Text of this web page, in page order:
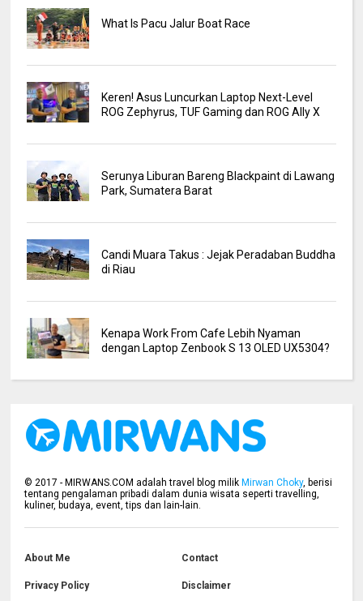
What Is Pacu Jalur Boat Race
Keren! Asus Luncurkan Laptop Next-Level
ROG Zephyrus, TUF Gaming dan ROG Ally X
Serunya Liburan Bareng Blackpaint di Lawang
Park, Sumatera Barat
Candi Muara Takus : Jejak Peradaban Buddha
di Riau
Kenapa Work From Cafe Lebih Nyaman
dengan Laptop Zenbook S 13 OLED UX5304?
©2017 - MIRWANS.COM adalah travel blog milik Mirwan Choky, berisi
tentang pengalaman pribadi dalam dunia wisata seperti travelling,
kuliner, budaya, event, tips dan lain-lain.
About Me Contact
Privacy Policy Disclaimer